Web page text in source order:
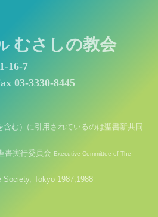
むさしの教会
16-7
03-3330-8445
む）に引用されているのは聖書新共同
書実行委員会 Executive Committee of The
Tokyo 1987,1988